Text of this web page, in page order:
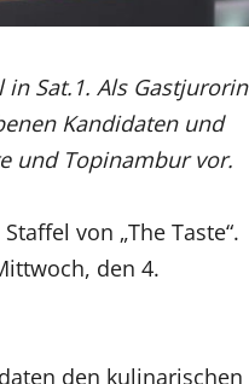
Sat.1. Als Gastjurorin
Kandidaten und
und Topinambur vor.
von „The Taste“.
den 4.
den kulinarischen